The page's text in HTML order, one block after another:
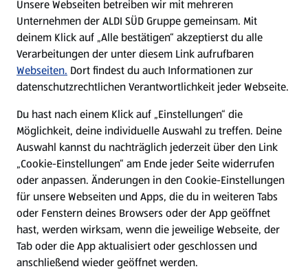
Nachhaltigkeit
Karriere
Presse
Hilfe & Kontakt
(öffnet in einem neuen Tab)
Unternehmen
Folge uns hier:
Unsere Webseiten betreiben wir mit mehreren
Unternehmen der ALDI SÜD Gruppe gemeinsam. Mit
deinem Klick auf „Alle bestätigen“ akzeptierst du alle
Verarbeitungen der unter diesem Link aufrufbaren
Webseiten. Dort findest du auch Informationen zur
datenschutzrechtlichen Verantwortlichkeit jeder Webseite.
Du hast nach einem Klick auf „Einstellungen“ die
Möglichkeit, deine individuelle Auswahl zu treffen. Deine
Auswahl kannst du nachträglich jederzeit über den Link
„Cookie-Einstellungen“ am Ende jeder Seite widerrufen
oder anpassen. Änderungen in den Cookie-Einstellungen
für unsere Webseiten und Apps, die du in weiteren Tabs
oder Fenstern deines Browsers oder der App geöffnet
hast, werden wirksam, wenn die jeweilige Webseite, der
Tab oder die App aktualisiert oder geschlossen und
anschließend wieder geöffnet werden.